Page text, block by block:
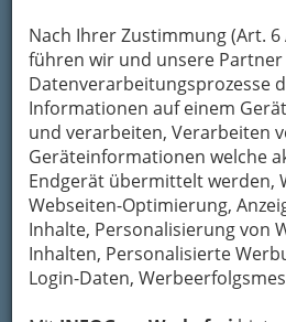
Nach Ihrer Zustimmung (Art. 6
führen wir und unsere
Datenverarbeitungsprozesse
Informationen auf einem
und verarbeiten, Verarbeiten
Geräteinformationen welche
Endgerät übermittelt werden,
Webseiten-Optimierung,
Inhalte, Personalisierung von
Inhalten, Personalisierte
Login-Daten,
Manche Weisheiten und Sprüche
‚Totgesagte leben länger‘.
Lassen Sie sich von uns
Filme sowie der